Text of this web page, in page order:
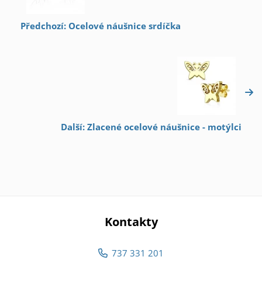
Předchozí: Ocelové náušnice srdíčka
Další: Zlacené ocelové náušnice - motýlci
Kontakty
737 331 201